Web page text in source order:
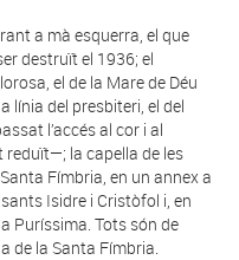
a mà esquerra, el que
destruït el 1936; el
el de la Mare de Déu
línia del presbiteri, el del
l’accés al cor i al
la capella de les
Fímbria, en un annex a
Isidre i Cristòfol i, en
Puríssima. Tots són de
de la Santa Fímbria.